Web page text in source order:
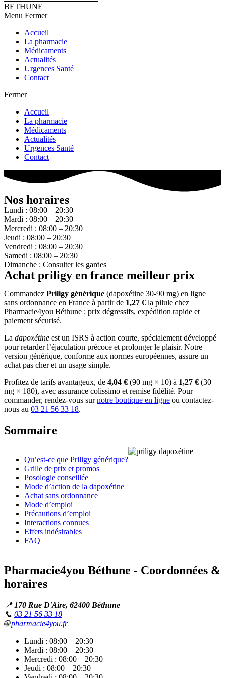
BETHUNE
Menu Fermer
Accueil
La pharmacie
Médicaments
Actualités
Urgences Santé
Contact
Fermer
Accueil
La pharmacie
Médicaments
Actualités
Urgences Santé
Contact
Nos horaires
Lundi : 08:00 – 20:30
Mardi : 08:00 – 20:30
Mercredi : 08:00 – 20:30
Jeudi : 08:00 – 20:30
Vendredi : 08:00 – 20:30
Samedi : 08:00 – 20:30
Dimanche : Consulter les gardes
Achat priligy en france meilleur prix
Commandez Priligy générique (dapoxétine 30-90 mg) en ligne
sans ordonnance en France à partir de 1,27 € la pilule chez
Pharmacie4you Béthune : prix dégressifs, expédition rapide et
paiement sécurisé.
La dapoxétine est un ISRS à action courte, spécialement développé
pour retarder l’éjaculation précoce et prolonger le plaisir. Notre
version générique, conforme aux normes européennes, assure un
achat pas cher et un usage simple.
Profitez de tarifs avantageux, de 4,04 € (90 mg × 10) à 1,27 € (30
mg × 180), avec assurance colissimo et remise fidélité. Pour
commander, rendez-vous surnotre boutique en ligne ou contactez-
nous au 03 21 56 33 18.
Sommaire
Qu’est-ce que Priligy générique?
Grille de prix et promos
Posologie conseillée
Mode d’action de la dapoxétine
Achat sans ordonnance
Mode d’emploi
Précautions d’emploi
Interactions connues
Effets indésirables
FAQ
Pharmacie4you Béthune - Coordonnées &
horaires
📍 170 Rue D'Aire, 62400 Béthune
📞 03 21 56 33 18
🌐pharmacie4you.fr
Lundi : 08:00 – 20:30
Mardi : 08:00 – 20:30
Mercredi : 08:00 – 20:30
Jeudi : 08:00 – 20:30